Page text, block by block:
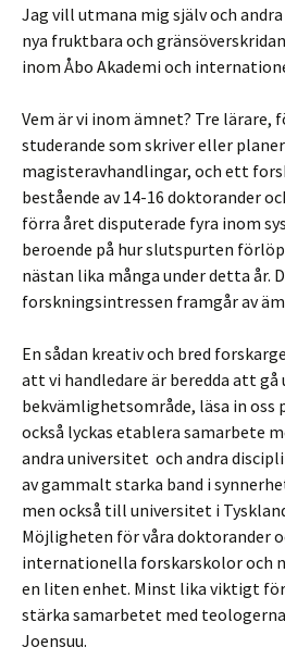
Jag vill utmana mig själv och
nya fruktbara och
inom Åbo Akademi och
Vem är vi inom ämnet? Tre
studerande som skriver eller
magisteravhandlingar, och ett
bestående av 14-16 doktorander
förra året disputerade fyra inom
beroende på hur slutspurten
nästan lika många under detta år.
forskningsintressen framgår av
En sådan kreativ och bred
att vi handledare är beredda att
bekvämlighetsområde, läsa in oss
också lyckas etablera samarbete
andra universitet och andra
av gammalt starka band i
men också till universitet i
Möjligheten för våra doktorander
internationella forskarskolor och
en liten enhet. Minst lika viktigt
stärka samarbetet med
Joensuu.